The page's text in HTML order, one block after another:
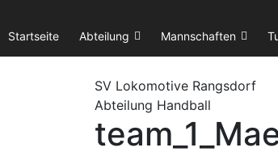
Startseite Abteilung Mannschaften
SV Lokomotive Rangsdorf
Abteilung Handball